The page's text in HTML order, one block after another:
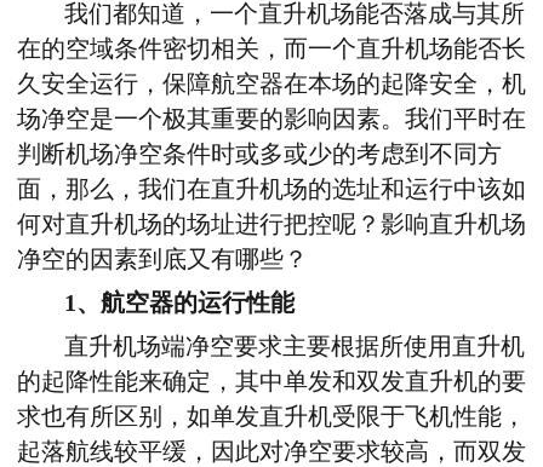
我们都知道，一个直升机场能否落成与其所
在的空域条件密切相关，而一个直升机场能否长
久安全运行，保障航空器在本场的起降安全，机
场净空是一个极其重要的影响因素。我们平时在
判断机场净空条件时或多或少的考虑到不同方
面，那么，我们在直升机场的选址和运行中该如
何对直升机场的场址进行把控呢？影响直升机场
净空的因素到底又有哪些？
1、航空器的运行性能
直升机场端净空要求主要根据所使用直升机
的起降性能来确定，其中单发和双发直升机的要
求也有所区别，如单发直升机受限于飞机性能，
起落航线较平缓，因此对净空要求较高，而双发